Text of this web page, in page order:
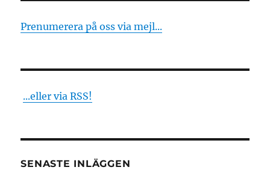
berättandet
Prenumerera på oss via mejl...
...eller via RSS!
SENASTE INLÄGGEN